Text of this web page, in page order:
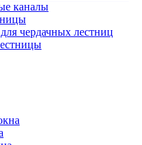
каналы
чердачных лестниц